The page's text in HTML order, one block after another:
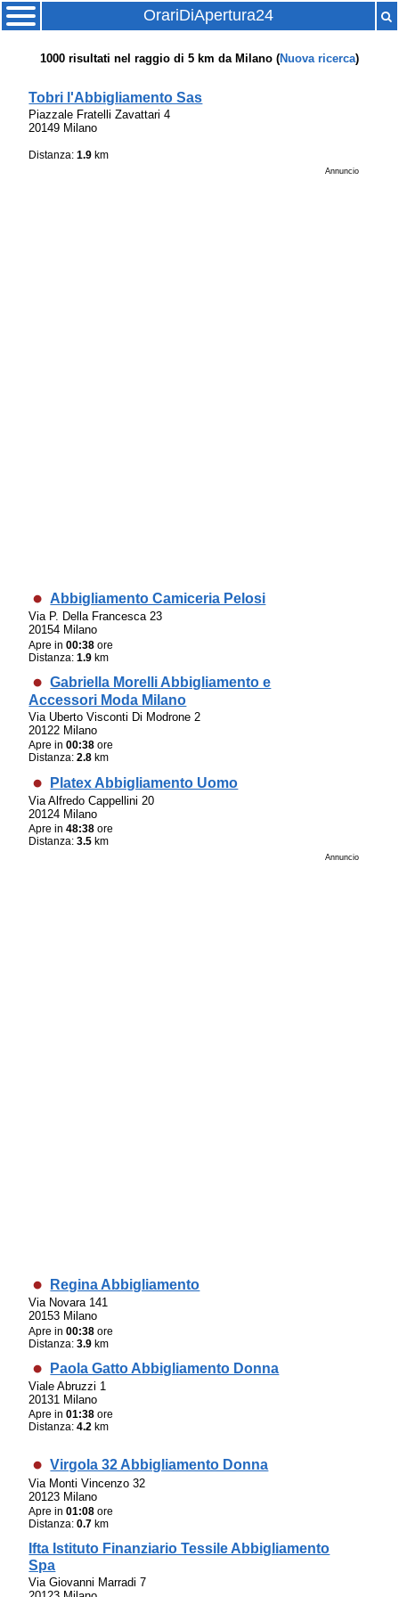
OrariDiApertura24
1000 risultati nel raggio di 5 km da Milano (Nuova ricerca)
Tobri l'Abbigliamento Sas
Piazzale Fratelli Zavattari 4
20149 Milano
Distanza:1.9 km
Annuncio
Abbigliamento Camiceria Pelosi
Via P. Della Francesca 23
20154 Milano
Apre in00:38 ore
Distanza:1.9 km
Gabriella Morelli Abbigliamento e
Accessori Moda Milano
Via Uberto Visconti Di Modrone 2
20122 Milano
Apre in00:38 ore
Distanza:2.8 km
Platex Abbigliamento Uomo
Via Alfredo Cappellini 20
20124 Milano
Apre in48:38 ore
Distanza:3.5 km
Annuncio
Regina Abbigliamento
Via Novara 141
20153 Milano
Apre in00:38 ore
Distanza:3.9 km
Paola Gatto Abbigliamento Donna
Viale Abruzzi 1
20131 Milano
Apre in01:38 ore
Distanza:4.2 km
Virgola 32 Abbigliamento Donna
Via Monti Vincenzo 32
20123 Milano
Apre in01:08 ore
Distanza:0.7 km
Ifta Istituto Finanziario Tessile Abbigliamento
Spa
Via Giovanni Marradi 7